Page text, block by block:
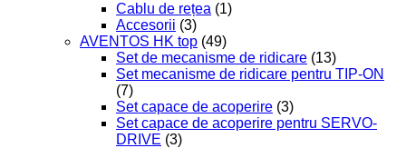
Cablu de rețea (1)
Accesorii (3)
AVENTOS HK top (49)
Set de mecanisme de ridicare (13)
Set mecanisme de ridicare pentru TIP-ON
(7)
Set capace de acoperire (3)
Set capace de acoperire pentru SERVO-
DRIVE (3)